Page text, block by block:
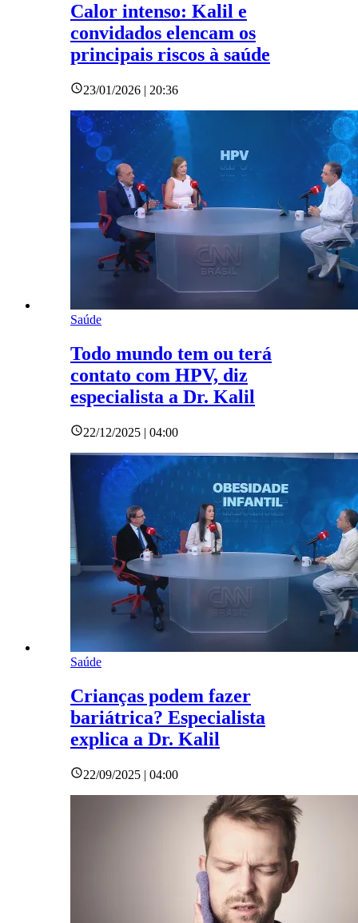
Calor intenso: Kalil e
convidados elencam os
principais riscos à saúde
23/01/2026 | 20:36
Saúde
Todo mundo tem ou terá
contato com HPV, diz
especialista a Dr. Kalil
22/12/2025 | 04:00
Saúde
Crianças podem fazer
bariátrica? Especialista
explica a Dr. Kalil
22/09/2025 | 04:00